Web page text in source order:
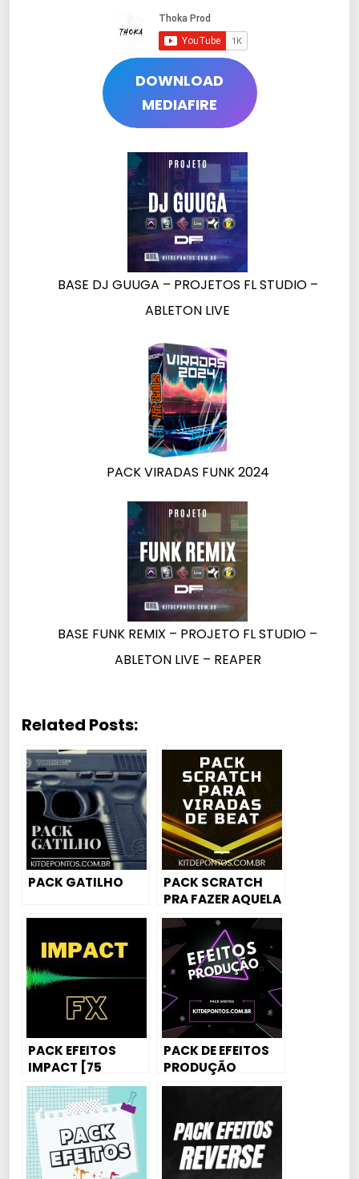
DOWNLOAD
MEDIAFIRE
BASE DJ GUUGA – PROJETOS FL STUDIO –
ABLETON LIVE
PACK VIRADAS FUNK 2024
BASE FUNK REMIX – PROJETO FL STUDIO –
ABLETON LIVE – REAPER
Related Posts:
PACK GATILHO
PACK SCRATCH
PRA FAZER AQUELA
VIRADA MAROTA
NO BEAT 😜
PACK EFEITOS
IMPACT [75
SAMPLES] MUITO
USADO NO INÍCIO
DAS PRODUÇÕES
PACK DE EFEITOS
PRODUÇÃO